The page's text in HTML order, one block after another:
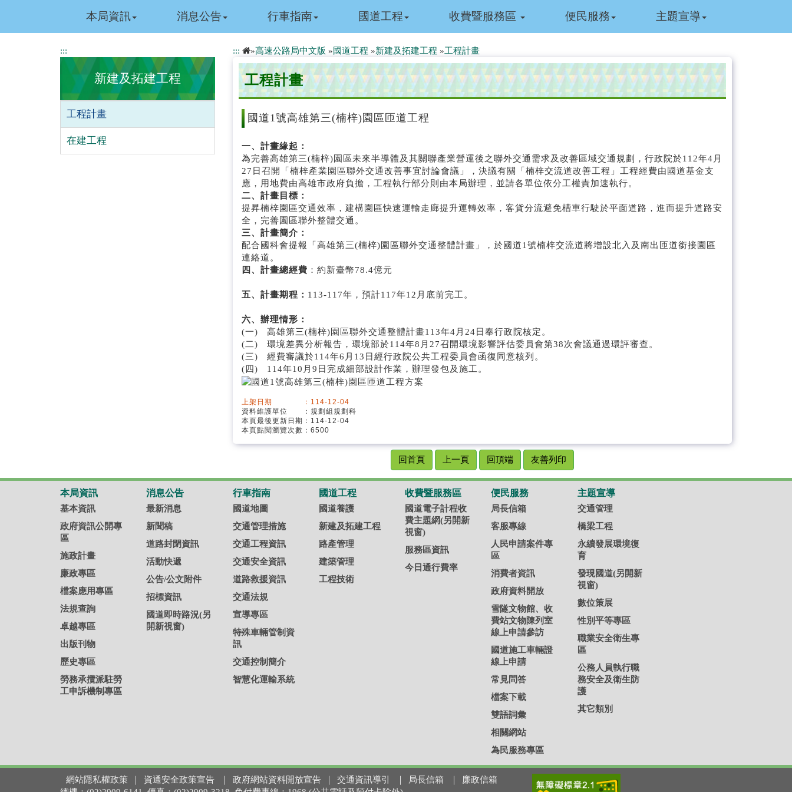
本局資訊 消息公告 行車指南 國道工程 收費暨服務區 便民服務 主題宣導
:::
新建及拓建工程
工程計畫
在建工程
::: »高速公路局中文版 »國道工程 »新建及拓建工程 »工程計畫
工程計畫
國道1號高雄第三(楠梓)園區匝道工程
一、計畫緣起：
為完善高雄第三(楠梓)園區未來半導體及其關聯產業營運後之聯外交通需求及改善區域交通規劃，行政院於112年4月
27日召開「楠梓產業園區聯外交通改善事宜討論會議」，決議有關「楠梓交流道改善工程」工程經費由國道基金支
應，用地費由高雄市政府負擔，工程執行部分則由本局辦理，並請各單位依分工權責加速執行。
二、計畫目標：
提昇楠梓園區交通效率，建構園區快速運輸走廊提升運轉效率，客貨分流避免槽車行駛於平面道路，進而提升道路安
全，完善園區聯外整體交通。
三、計畫簡介：
配合國科會提報「高雄第三(楠梓)園區聯外交通整體計畫」，於國道1號楠梓交流道將增設北入及南出匝道銜接園區
連絡道。
四、計畫總經費 ：約新臺幣78.4億元
五、計畫期程： 113-117年，預計117年12月底前完工。
六、辦理情形：
(一) 高雄第三(楠梓)園區聯外交通整體計畫113年4月24日奉行政院核定。
(二) 環境差異分析報告，環境部於114年8月27召開環境影響評估委員會第38次會議通過環評審查。
(三) 經費審議於114年6月13日經行政院公共工程委員會函復同意核列。
(四) 114年10月9日完成細部設計作業，辦理發包及施工。
上架日期 ：114-12-04
資料維護單位 ：規劃組規劃科
本頁最後更新日期：114-12-04
本頁點閱瀏覽次數：6500
回首頁 上一頁 回頂端 友善列印
本局資訊
基本資訊
政府資訊公開專
區
施政計畫
廉政專區
檔案應用專區
法規查詢
卓越專區
出版刊物
歷史專區
勞務承攬派駐勞
工申訴機制專區
消息公告
最新消息
新聞稿
道路封閉資訊
活動快遞
公告/公文附件
招標資訊
國道即時路況(另
開新視窗)
行車指南
國道地圖
交通管理措施
交通工程資訊
交通安全資訊
道路救援資訊
交通法規
宣導專區
特殊車輛管制資
訊
交通控制簡介
智慧化運輸系統
國道工程
國道養護
新建及拓建工程
路產管理
建築管理
工程技術
收費暨服務區
國道電子計程收
費主題網(另開新
視窗)
服務區資訊
今日通行費率
便民服務
局長信箱
客服專線
人民申請案件專
區
消費者資訊
政府資料開放
雪隧文物館、收
費站文物陳列室
線上申請參訪
國道施工車輛證
線上申請
常見問答
檔案下載
雙語詞彙
相關網站
為民服務專區
主題宣導
交通管理
橋梁工程
永續發展環境復
育
發現國道(另開新
視窗)
數位策展
性別平等專區
職業安全衛生專
區
公務人員執行職
務安全及衛生防
護
其它類別
網站隱私權政策 資通安全政策宣告 政府網站資料開放宣告 交通資訊導引 局長信箱
廉政信箱